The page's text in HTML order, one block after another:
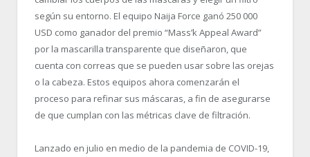
según su entorno. El equipo Naija Force ganó 250 000
USD como ganador del premio “Mass’k Appeal Award”
por la mascarilla transparente que diseñaron, que
cuenta con correas que se pueden usar sobre las orejas
o la cabeza. Estos equipos ahora comenzarán el
proceso para refinar sus máscaras, a fin de asegurarse
de que cumplan con las métricas clave de filtración.
Lanzado en julio en medio de la pandemia de COVID-19,